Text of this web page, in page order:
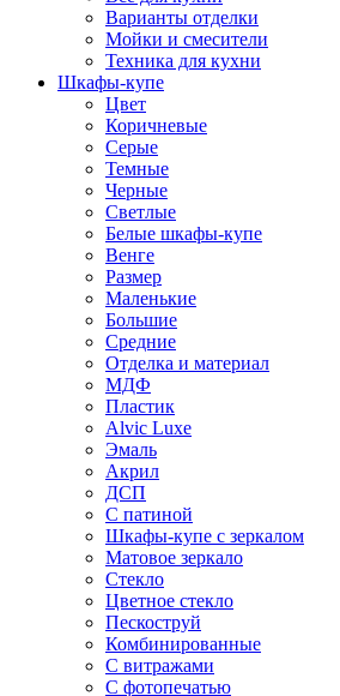
Варианты отделки
Мойки и смесители
Техника для кухни
Шкафы-купе
Цвет
Коричневые
Серые
Темные
Черные
Светлые
Белые шкафы-купе
Венге
Размер
Маленькие
Большие
Средние
Отделка и материал
МДФ
Пластик
Alvic Luxe
Эмаль
Акрил
ДСП
С патиной
Шкафы-купе с зеркалом
Матовое зеркало
Стекло
Цветное стекло
Пескоструй
Комбинированные
С витражами
С фотопечатью